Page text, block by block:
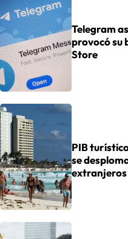
Telegram
provocó su
Store
PIB
se
extranjeros